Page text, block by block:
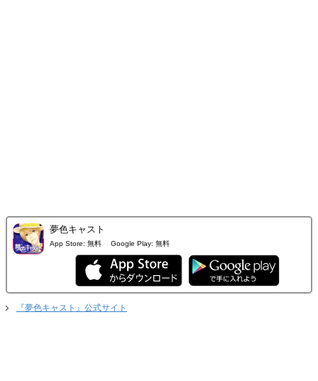
夢色キャスト
App Store: 無料 Google Play: 無料
『夢色キャスト』公式サイト